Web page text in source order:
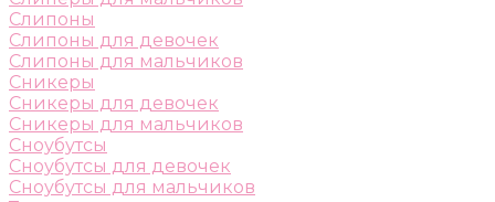
Слипоны
Слипоны для девочек
Слипоны для мальчиков
Сникеры
Сникеры для девочек
Сникеры для мальчиков
Сноубутсы
Сноубутсы для девочек
Сноубутсы для мальчиков